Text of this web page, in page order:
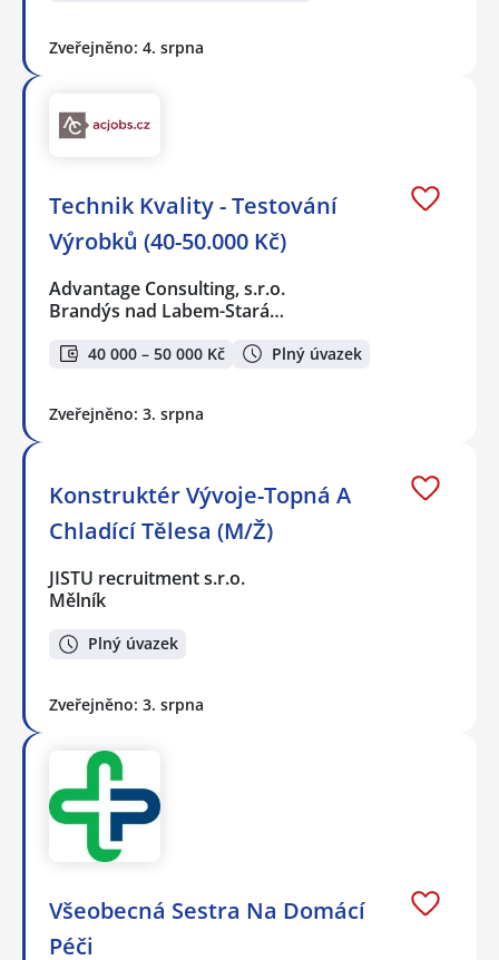
Zveřejněno: 4. srpna
Technik Kvality - Testování
Výrobků (40-50.000 Kč)
Advantage Consulting, s.r.o.
Brandýs nad Labem-Stará…
40 000 – 50 000 Kč Plný úvazek
Zveřejněno: 3. srpna
Konstruktér Vývoje-Topná A
Chladící Tělesa (M/Ž)
JISTU recruitment s.r.o.
Mělník
Plný úvazek
Zveřejněno: 3. srpna
Všeobecná Sestra Na Domácí
Péči